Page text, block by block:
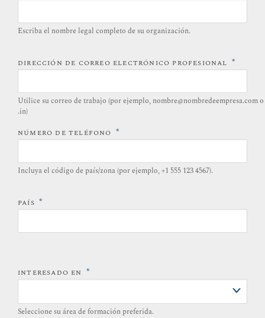
Escriba el nombre legal completo de su organización.
DIRECCIÓN DE CORREO ELECTRÓNICO PROFESIONAL *
Utilice su correo de trabajo (por ejemplo, nombre@nombredeempresa.com o
.in)
NÚMERO DE TELÉFONO *
Incluya el código de país/zona (por ejemplo, +1 555 123 4567).
PAÍS *
INTERESADO EN *
Seleccione su área de formación preferida.